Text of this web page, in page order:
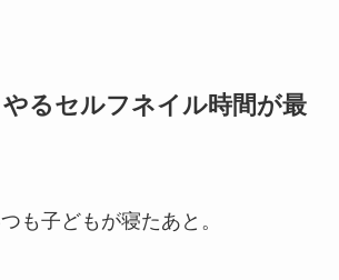
るセルフネイル時間が最
も子どもが寝たあと。